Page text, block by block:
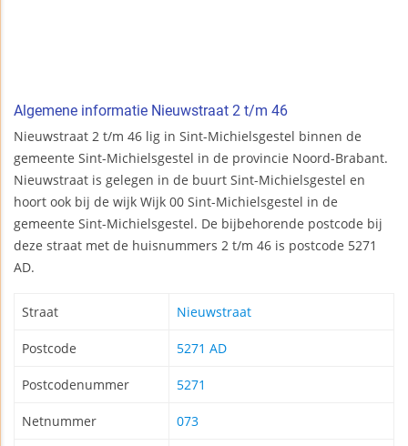
Algemene informatie Nieuwstraat 2 t/m 46
Nieuwstraat 2 t/m 46 lig in Sint-Michielsgestel binnen de
gemeente Sint-Michielsgestel in de provincie Noord-Brabant.
Nieuwstraat is gelegen in de buurt Sint-Michielsgestel en
hoort ook bij de wijk Wijk 00 Sint-Michielsgestel in de
gemeente Sint-Michielsgestel. De bijbehorende postcode bij
deze straat met de huisnummers 2 t/m 46 is postcode 5271
AD.
Straat Nieuwstraat
Postcode 5271 AD
Postcodenummer 5271
Netnummer 073